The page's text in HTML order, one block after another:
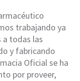
trabajando ya
todas las
y fabricando
Oficial se ha
por proveer,